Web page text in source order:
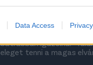
Data Access
NB I
bátrabban igazolna:
eleget tenni a magas